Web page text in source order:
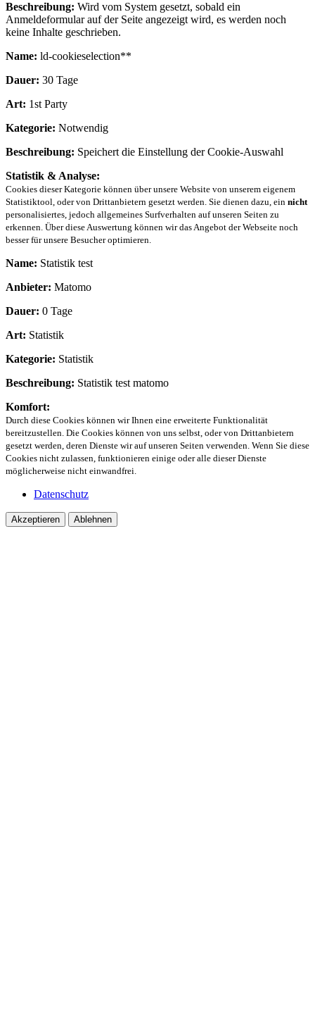
Beschreibung: Wird vom System gesetzt, sobald ein
Anmeldeformular auf der Seite angezeigt wird, es werden noch
keine Inhalte geschrieben.
Name: ld-cookieselection**
Dauer: 30 Tage
Art: 1st Party
Kategorie: Notwendig
Beschreibung: Speichert die Einstellung der Cookie-Auswahl
Statistik & Analyse:
Cookies dieser Kategorie können über unsere Website von unserem eigenem
Statistiktool, oder von Drittanbietern gesetzt werden. Sie dienen dazu, ein nicht
personalisiertes, jedoch allgemeines Surfverhalten auf unseren Seiten zu
erkennen. Über diese Auswertung können wir das Angebot der Webseite noch
besser für unsere Besucher optimieren.
Name: Statistik test
Anbieter: Matomo
Dauer: 0 Tage
Art: Statistik
Kategorie: Statistik
Beschreibung: Statistik test matomo
Komfort:
Durch diese Cookies können wir Ihnen eine erweiterte Funktionalität
bereitzustellen. Die Cookies können von uns selbst, oder von Drittanbietern
gesetzt werden, deren Dienste wir auf unseren Seiten verwenden. Wenn Sie diese
Cookies nicht zulassen, funktionieren einige oder alle dieser Dienste
möglicherweise nicht einwandfrei.
Datenschutz
Akzeptieren Ablehnen